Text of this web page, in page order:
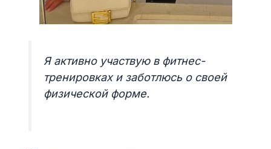
Я активно участвую в фитнес-
тренировках и заботлюсь о своей
физической форме.